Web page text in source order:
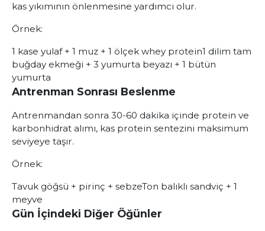
kas yıkımının önlenmesine yardımcı olur.
Örnek:
1 kase yulaf + 1 muz + 1 ölçek whey protein1 dilim tam
buğday ekmeği + 3 yumurta beyazı + 1 bütün
yumurta
Antrenman Sonrası Beslenme
Antrenmandan sonra 30-60 dakika içinde protein ve
karbonhidrat alımı, kas protein sentezini maksimum
seviyeye taşır.
Örnek:
Tavuk göğsü + pirinç + sebzeTon balıklı sandviç + 1
meyve
Gün İçindeki Diğer Öğünler